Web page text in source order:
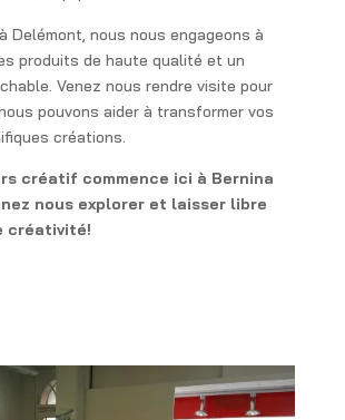
Delémont, nous nous engageons à
produits de haute qualité et un
Venez nous rendre visite pour
pouvons aider à transformer vos
créations.
créatif commence ici à Bernina
nous explorer et laisser libre
créativité!